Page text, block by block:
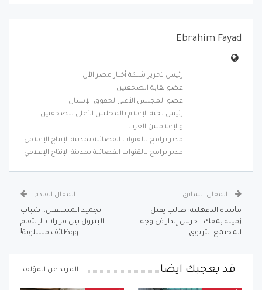
Ebrahim Fayad
رئيس تحرير شبكة أخبار مصر الأن
عضو نقابة الصحفيين
عضو المجلس الأعلى لحقوق الإنسان
رئيس لجنة الإعلام بالمجلس الأعلى للصحفيين
والإعلاميين العرب
مدير برامج بالقنوات الفضائية بمدينة الإنتاج الإعلامي
مدير برامج بالقنوات الفضائية بمدينة الإنتاج الإعلامي
المقال السابق
مأساة الدقهلية: طالب يقتل
زميله بمفك… جرس إنذار في وجه
المجتمع التربوي
المقال القادم
تجميد المستقبل.. شباب
البترول بين قرارات الإنتقام
ووظائف مسلوبة!
قد يعجبك ايضا المزيد عن المؤلف